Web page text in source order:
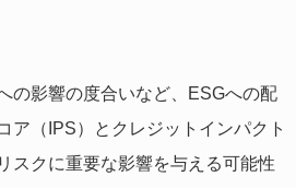
の影響の度合いなど、ESGへの配
ア（IPS）とクレジットインパクト
スクに重要な影響を与える可能性